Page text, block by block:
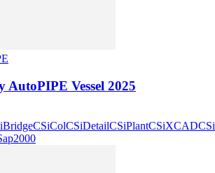
AutoPIPE Vessel 2025
CSiColCSiDetailCSiPlantCSiXCAD